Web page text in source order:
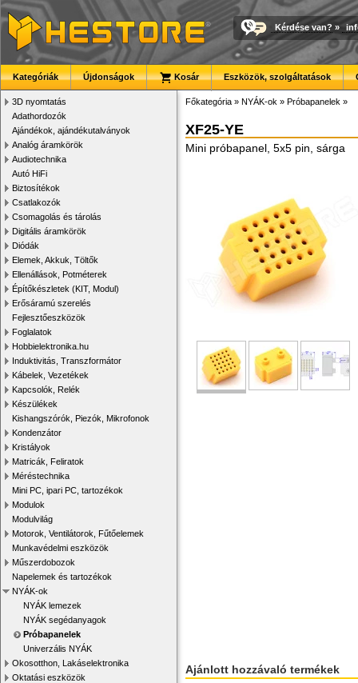
Kérdése van? »
Kategóriák Újdonságok Kosár Eszközök, szolgáltatások
3D nyomtatás
Adathordozók
Ajándékok, ajándékutalványok
Analóg áramkörök
Audiotechnika
Autó HiFi
Biztosítékok
Csatlakozók
Csomagolás és tárolás
Digitális áramkörök
Diódák
Elemek, Akkuk, Töltők
Ellenállások, Potméterek
Építőkészletek (KIT, Modul)
Erősáramú szerelés
Fejlesztőeszközök
Foglalatok
Hobbielektronika.hu
Induktivitás, Transzformátor
Kábelek, Vezetékek
Kapcsolók, Relék
Készülékek
Kishangszórók, Piezók, Mikrofonok
Kondenzátor
Kristályok
Matricák, Feliratok
Méréstechnika
Mini PC, ipari PC, tartozékok
Modulok
Modulvilág
Motorok, Ventilátorok, Fűtőelemek
Munkavédelmi eszközök
Műszerdobozok
Napelemek és tartozékok
NYÁK-ok
NYÁK lemezek
NYÁK segédanyagok
Próbapanelek
Univerzális NYÁK
Okosotthon, Lakáselektronika
Oktatási eszközök
Főkategória » NYÁK-ok » Próbapanelek »
XF25-YE
Mini próbapanel, 5x5 pin, sárga
Ajánlott hozzávaló termékek